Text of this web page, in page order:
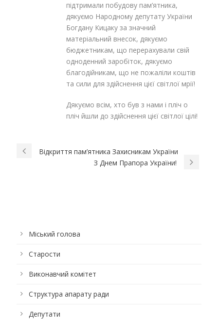
підтримали побудову пам’ятника,
дякуємо Народному депутату України
Богдану Кицаку за значний
матеріальний внесок, дякуємо
бюджетникам, що перерахували свій
одноденний заробіток, дякуємо
благодійникам, що не пожаліли коштів
та сили для здійснення цієї світлої мрії!
Дякуємо всім, хто був з нами і пліч о
пліч йшли до здійснення цієї світлої цілі!
Відкриття пам’ятника Захисникам України
З Днем Прапора України!
Міський голова
Старости
Виконавчий комітет
Структура апарату ради
Депутати